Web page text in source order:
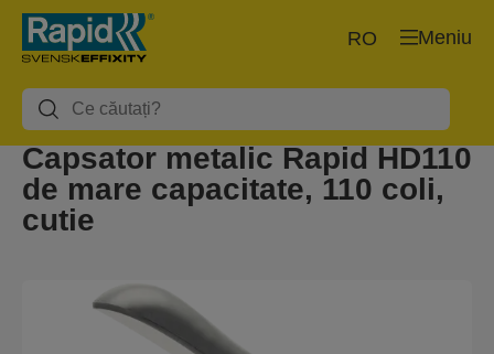
Meniu
RO
Capsator metalic Rapid HD110
de mare capacitate, 110 coli,
cutie